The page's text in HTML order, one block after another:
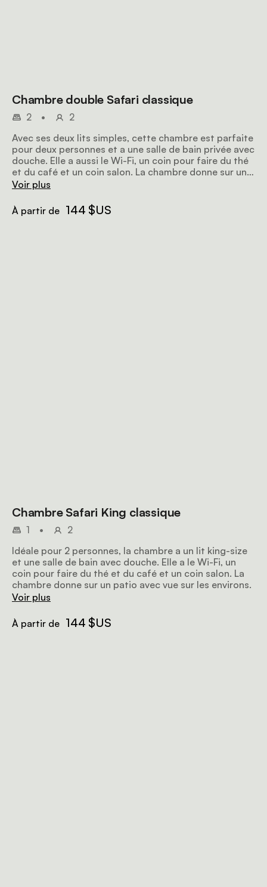
Chambre double Safari classique
2 •
2
Avec ses deux lits simples, cette chambre est parfaite
pour deux personnes et a une salle de bain privée avec
douche. Elle a aussi le Wi-Fi, un coin pour faire du thé
et du café et un coin salon. La chambre donne sur un
patio avec vue sur les environs.
Voir plus
À partir de 144 $US
Chambre Safari King classique
1 •
2
Idéale pour 2 personnes, la chambre a un lit king-size
et une salle de bain avec douche. Elle a le Wi-Fi, un
coin pour faire du thé et du café et un coin salon. La
chambre donne sur un patio avec vue sur les environs.
Voir plus
À partir de 144 $US